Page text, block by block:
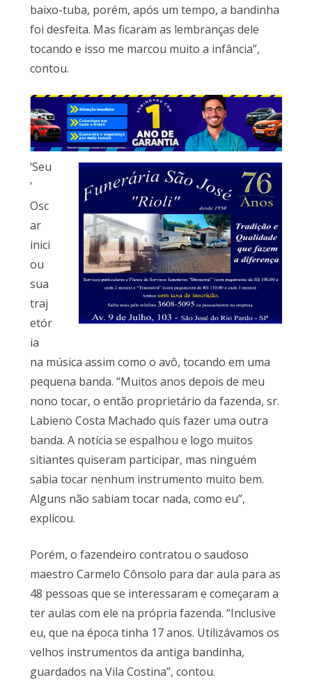
baixo-tuba, porém, após um tempo, a bandinha
foi desfeita. Mas ficaram as lembranças dele
tocando e isso me marcou muito a infância”,
contou.
‘Seu
’
Osc
ar
inici
ou
sua
traj
etór
ia
na música assim como o avô, tocando em uma
pequena banda. “Muitos anos depois de meu
nono tocar, o então proprietário da fazenda, sr.
Labieno Costa Machado quis fazer uma outra
banda. A notícia se espalhou e logo muitos
sitiantes quiseram participar, mas ninguém
sabia tocar nenhum instrumento muito bem.
Alguns não sabiam tocar nada, como eu”,
explicou.
Porém, o fazendeiro contratou o saudoso
maestro Carmelo Cônsolo para dar aula para as
48 pessoas que se interessaram e começaram a
ter aulas com ele na própria fazenda. “Inclusive
eu, que na época tinha 17 anos. Utilizávamos os
velhos instrumentos da antiga bandinha,
guardados na Vila Costina”, contou.